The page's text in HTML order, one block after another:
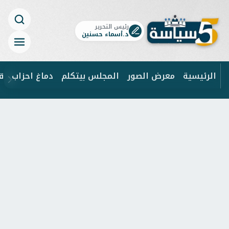
رئيس التحرير
د.أسماء حسنين
الرئيسية معرض الصور المجلس بيتكلم دماغ احزاب